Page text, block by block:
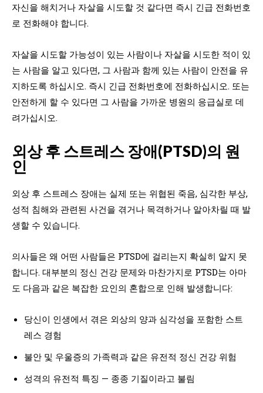
자신을 해치거나 자살을 시도할 것 같다면 즉시 긴급 전화번호
로 전화해야 합니다.
자살을 시도할 가능성이 있는 사람이나 자살을 시도한 적이 있
는 사람을 알고 있다면, 그 사람과 함께 있는 사람이 안전을 유
지하도록 하십시오. 즉시 긴급 전화번호에 전화하십시오. 또는
안전하게 할 수 있다면 그 사람을 가까운 병원의 응급실로 데
려가십시오.
외상 후 스트레스 장애(PTSD)의 원
인
외상 후 스트레스 장애는 실제 또는 위협된 죽음, 심각한 부상,
성적 침해와 관련된 사건을 겪거나 목격하거나 알아차릴 때 발
생할 수 있습니다.
의사들은 왜 어떤 사람들은 PTSD에 걸리는지 확실히 알지 못
합니다. 대부분의 정신 건강 문제와 마찬가지로 PTSD는 아마
도 다음과 같은 복잡한 요인의 혼합으로 인해 발생합니다:
당신이 인생에서 겪은 외상의 양과 심각성을 포함한 스트
레스 경험
불안 및 우울증의 가족력과 같은 유전적 정신 건강 위험
성격의 유전적 특징 — 종종 기질이라고 불림